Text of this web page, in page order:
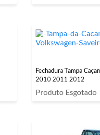
Fechadura Tampa
2010 2011 2012
Produto Esgotado